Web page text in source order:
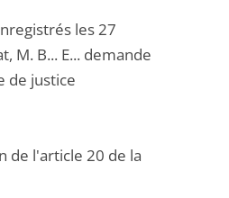
les 27
M. B... E... demande
de justice
de l'article 20 de la